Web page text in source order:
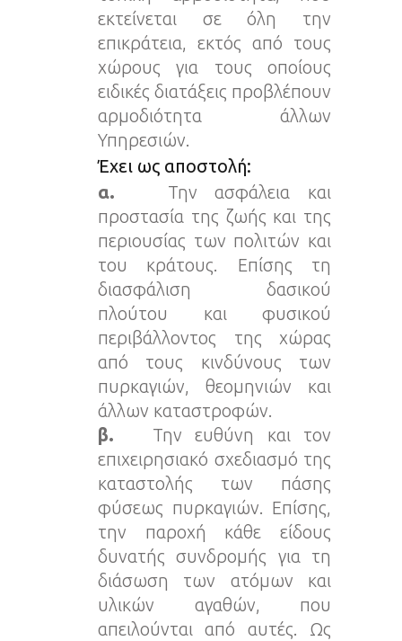
εκτείνεται σε όλη την
επικράτεια, εκτός από τους
χώρους για τους οποίους
ειδικές διατάξεις προβλέπουν
αρμοδιότητα άλλων
Υπηρεσιών.
Έχει ως αποστολή:
α. Την ασφάλεια και
προστασία της ζωής και της
περιουσίας των πολιτών και
του κράτους. Επίσης τη
διασφάλιση δασικού
πλούτου και φυσικού
περιβάλλοντος της χώρας
από τους κινδύνους των
πυρκαγιών, θεομηνιών και
άλλων καταστροφών.
β. Την ευθύνη και τον
επιχειρησιακό σχεδιασμό της
καταστολής των πάσης
φύσεως πυρκαγιών. Επίσης,
την παροχή κάθε είδους
δυνατής συνδρομής για τη
διάσωση των ατόμων και
υλικών αγαθών, που
απειλούνται από αυτές. Ως